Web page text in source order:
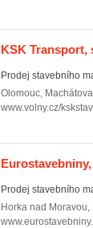
KSK Transport,
Prodej stavebního
Olomouc,
www.volny.cz/
Prodej stavebního
Horka nad Moravou,